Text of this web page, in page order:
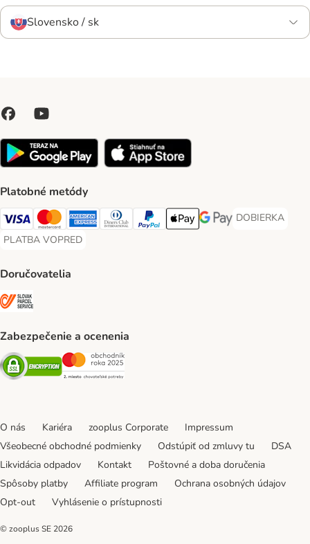
Slovensko / sk
Platobné metódy
Visa Payment Method
Mastercard Payment Method
American Express Payment Method
Diners Club Payment Method
PayPal Payment Method
Apple Pay Payment Method
Google Pay Payment
DOBIERKA
DOBIERKA
PLATBA VOPRED
PLATBA VOPRED Payment Method
Doručovatelia
Zabezpečenie a ocenenia
Security Security
O nás Kariéra zooplus Corporate
Impressum
Všeobecné obchodné podmienky
Odstúpiť od zmluvy tu
DSA
Likvidácia odpadov
Kontakt
Poštovné a doba doručenia
Spôsoby platby
Affiliate program
Ochrana osobných údajov
Opt-out
Vyhlásenie o prístupnosti
© zooplus SE 2026